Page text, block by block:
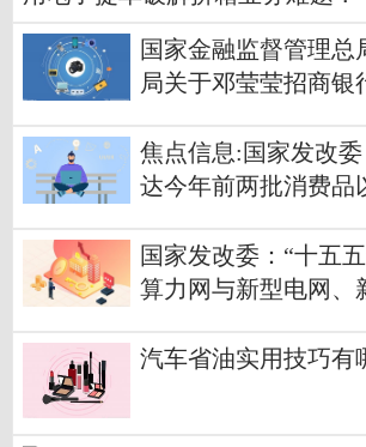
国家金融监督管理总
局关于邓莹莹招商银
焦点信息:国家发改
达今年前两批消费品
额超过8200亿元
国家发改委：“十五
算力网与新型电网、
汽车省油实用技巧有